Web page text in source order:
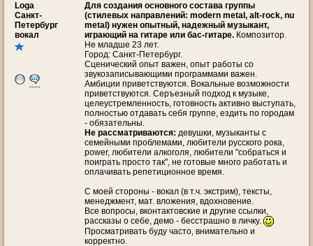
Loga
Санкт-
Петербург
вокал
Для создания основного состава группы
(стилевых направлений: modern metal, alt-rock, nu
metal) нужен опытный, надежный музыкант,
играющий на гитаре или бас-гитаре. Композитор.
Не младше 23 лет.
Город: Санкт-Петербург.
Сценический опыт важен, опыт работы со
звукозаписывающими программами важен.
Амбиции приветствуются. Вокальные возможности
приветствуются. Серъезный подход к музыке,
целеустремленность, готовность активно выступать,
полностью отдавать себя группе, ездить по городам
- обязательны.
Не рассматриваются: девушки, музыканты с
семейными проблемами, любители русского рока,
power, любители алкоголя, любители "собраться и
поиграть просто так", не готовые много работать и
оплачивать репетиционное время.
С моей стороны - вокал (в т.ч. экстрим), тексты,
менеджмент, мат. вложения, вдохновение.
Все вопросы, вконтактовские и другие ссылки,
рассказы о себе, демо - бесстрашно в личку.
Просматривать буду часто, внимательно и
корректно.